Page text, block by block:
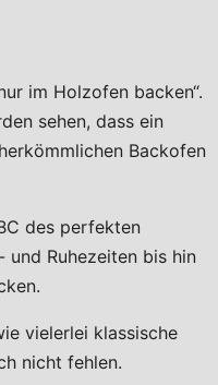
im Holzofen backen“.
sehen, dass ein
Backofen
des perfekten
und Ruhezeiten bis hin
vielerlei klassische
nicht fehlen.